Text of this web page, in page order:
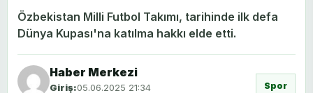
Özbekistan Milli Futbol Takımı, tarihinde ilk defa
Dünya Kupası'na katılma hakkı elde etti.
Haber Merkezi
Giriş:05.06.2025 21:34 Spor